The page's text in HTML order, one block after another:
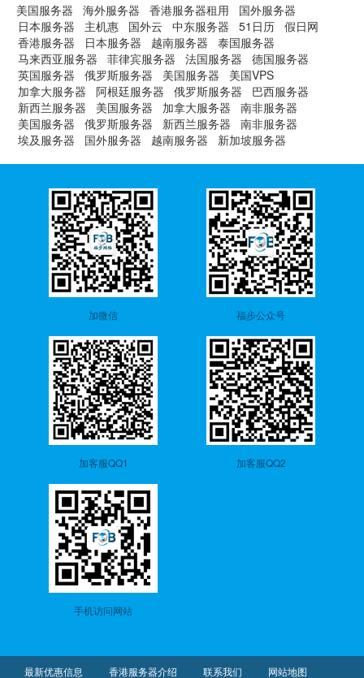
美国服务器 海外服务器 香港服务器租用
国外服务器
日本服务器
主机惠 国外云 中东服务器 51日历 假日网
香港服务器
日本服务器 越南服务器
泰国服务器
马来西亚服务器
菲律宾服务器 法国服务器
德国服务器
英国服务器
俄罗斯服务器 美国服务器
美国VPS
加拿大服务器
阿根廷服务器 俄罗斯服务器
巴西服务器
新西兰服务器
美国服务器 加拿大服务器
南非服务器
美国服务器
俄罗斯服务器 新西兰服务器
南非服务器
埃及服务器
国外服务器 越南服务器 新加坡服务器
加微信 福步公众号
加客服QQ1 加客服QQ2
手机访问网站
最新优惠信息 香港服务器介绍 联系我们 网站地图